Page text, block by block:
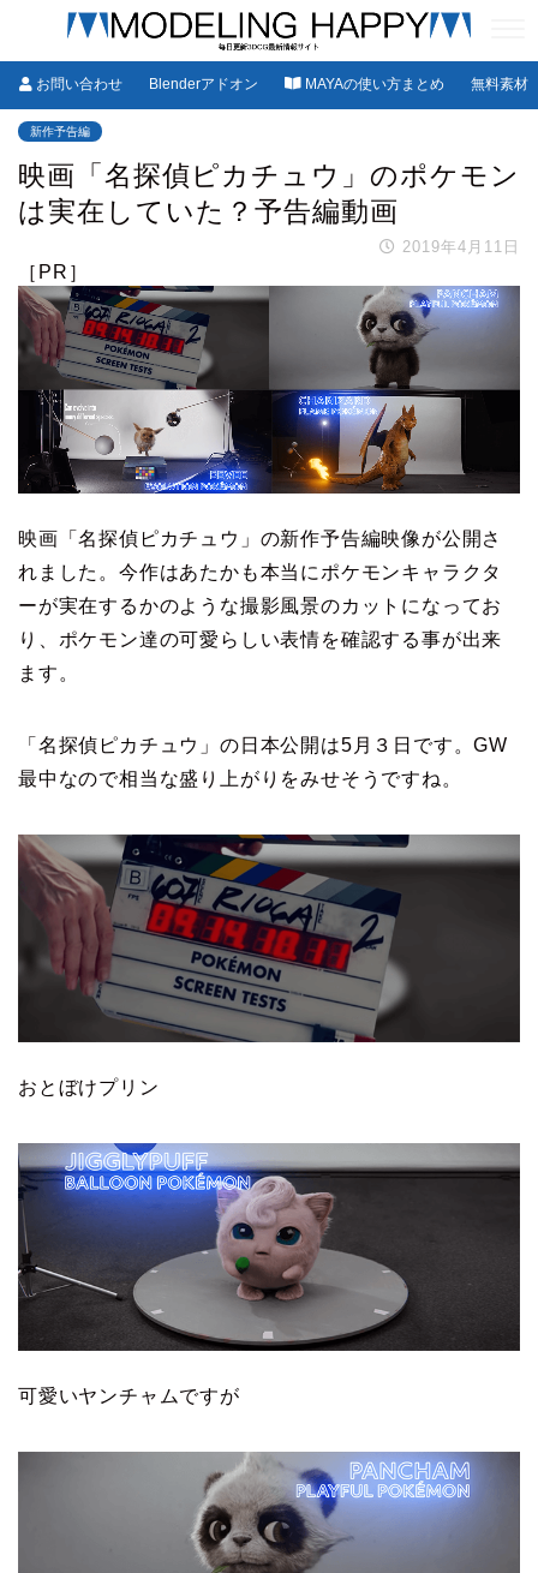
お問い合わせ Blenderアドオン MAYAの使い方まとめ 無料素材
新作予告編
映画「名探偵ピカチュウ」のポケモン
は実在していた？予告編動画
2019年4月11日
［PR］
映画「名探偵ピカチュウ」の新作予告編映像が公開さ
れました。今作はあたかも本当にポケモンキャラクタ
ーが実在するかのような撮影風景のカットになってお
り、ポケモン達の可愛らしい表情を確認する事が出来
ます。
「名探偵ピカチュウ」の日本公開は5月３日です。GW
最中なので相当な盛り上がりをみせそうですね。
おとぼけプリン
可愛いヤンチャムですが